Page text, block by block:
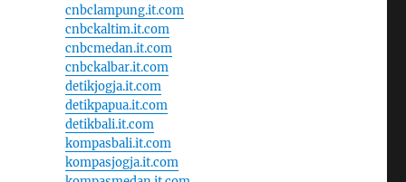
cnbclampung.it.com
cnbckaltim.it.com
cnbcmedan.it.com
cnbckalbar.it.com
detikjogja.it.com
detikpapua.it.com
detikbali.it.com
kompasbali.it.com
kompasjogja.it.com